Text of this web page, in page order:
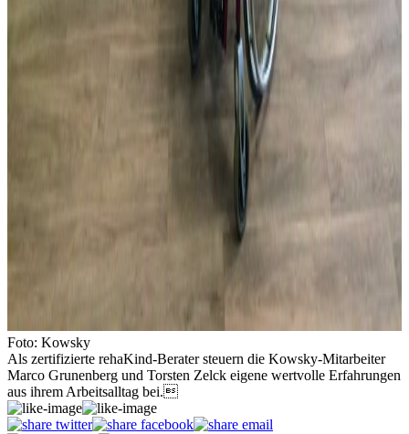
Foto: Kowsky
Als zertifizierte rehaKind-Berater steuern die Kowsky-Mitarbeiter
Marco Grunenberg und Torsten Zelck eigene wertvolle Erfahrungen
aus ihrem Arbeitsalltag bei.